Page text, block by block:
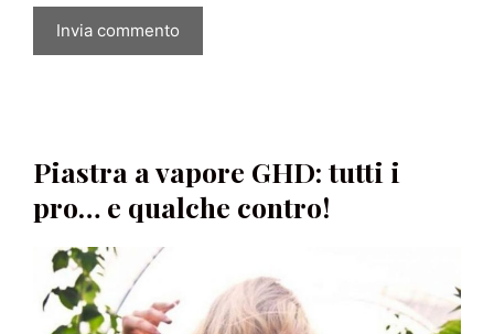
Piastra a vapore GHD: tutti i
pro… e qualche contro!